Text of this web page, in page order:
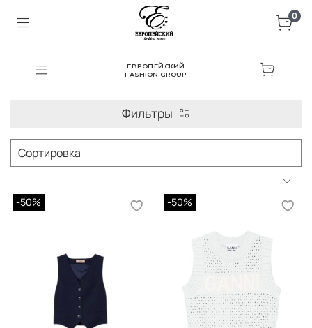
0
ЕВРОПЕЙСКИЙ
FASHION GROUP
Фильтры
-50% -50%